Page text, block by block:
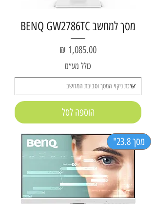
מסך למחשב BENQ GW2786TC
מחיר
כולל מע״מ
הוספה לסל
מסך 23.8"